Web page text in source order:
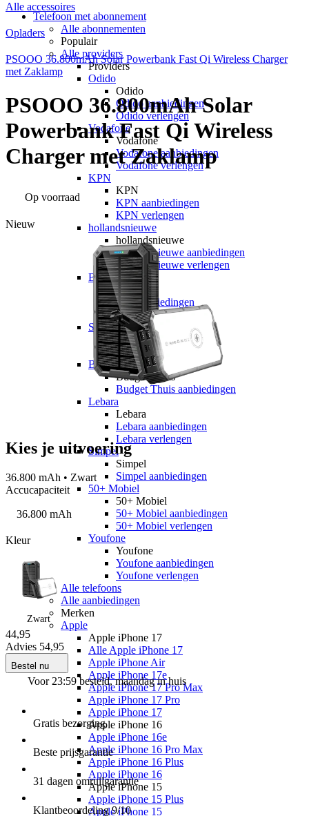
Telefoon met abonnement
Alle abonnementen
Populair
Alle providers
Providers
Odido
Odido
Odido aanbiedingen
Odido verlengen
Vodafone
Vodafone
Vodafone aanbiedingen
Vodafone verlengen
KPN
KPN
KPN aanbiedingen
KPN verlengen
hollandsnieuwe
hollandsnieuwe
hollandsnieuwe aanbiedingen
hollandsnieuwe verlengen
Ben
Ben
Ben aanbiedingen
Ben verlengen
Simyo
Simyo
Simyo aanbiedingen
Budget Thuis
Budget Thuis
Budget Thuis aanbiedingen
Lebara
Lebara
Lebara aanbiedingen
Lebara verlengen
Simpel
Simpel
Simpel aanbiedingen
50+ Mobiel
50+ Mobiel
50+ Mobiel aanbiedingen
50+ Mobiel verlengen
Youfone
Youfone
Youfone aanbiedingen
Youfone verlengen
Alle telefoons
Alle aanbiedingen
Merken
Apple
Apple iPhone 17
Alle Apple iPhone 17
Apple iPhone Air
Apple iPhone 17e
Apple iPhone 17 Pro Max
Apple iPhone 17 Pro
Apple iPhone 17
Apple iPhone 16
Apple iPhone 16e
Apple iPhone 16 Pro Max
Apple iPhone 16 Plus
Apple iPhone 16
Apple iPhone 15
Apple iPhone 15 Plus
Apple iPhone 15
Alle accessoires
Opladers
PSOOO 36.800mAh Solar Powerbank Fast Qi Wireless Charger
met Zaklamp
PSOOO 36.800mAh Solar
Powerbank Fast Qi Wireless
Charger met Zaklamp
Op voorraad
Nieuw
Kies je uitvoering
36.800 mAh • Zwart
Accucapaciteit
36.800 mAh
Kleur
Zwart
44,95
Advies 54,95
Bestel nu
Voor 23:59 besteld, maandag in huis
Gratis bezorging
Beste prijsgarantie
31 dagen omruilgarantie
Klantbeoordeling9/10